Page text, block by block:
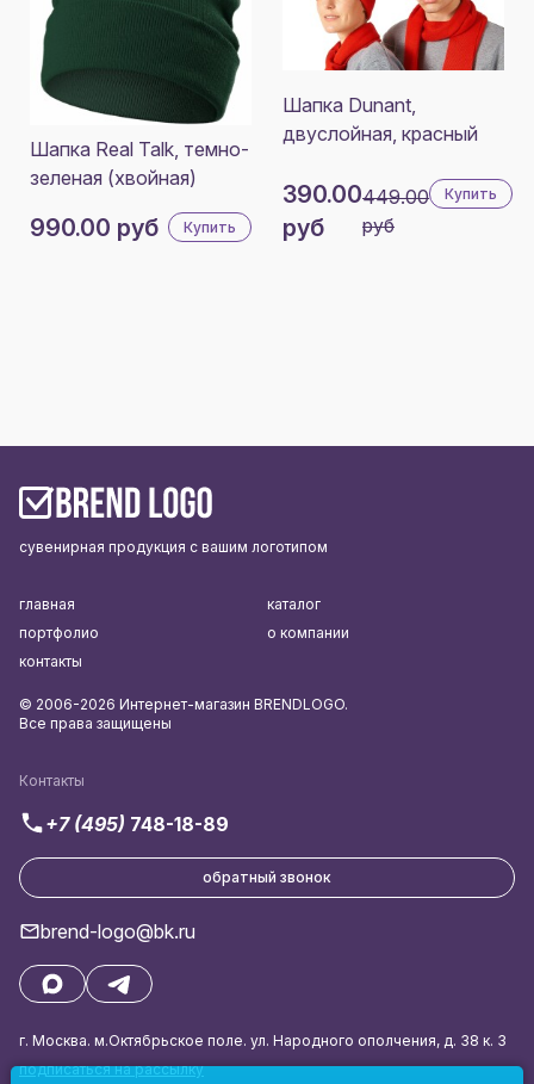
Шапка Real Talk, темно-
зеленая (хвойная)
990.00 руб Купить
Шапка Dunant,
двуслойная, красный
390.00
руб
449.00
руб
Купить
сувенирная продукция с вашим логотипом
Контакты
+7 (495) 748-18-89
обратный звонок
brend-logo@bk.ru
г. Москва. м.Октябрьское поле. ул. Народного ополчения, д. 38 к. 3
подписаться на рассылку
главная
каталог
портфолио
о компании
контакты
© 2006-2026 Интернет-магазин BRENDLOGO.
Все права защищены